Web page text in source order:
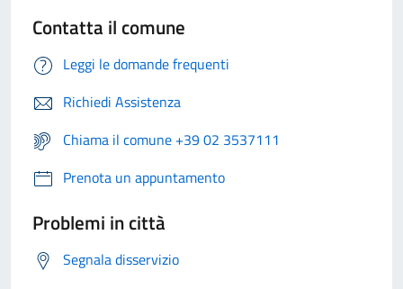
Contatta il comune
Leggi le domande frequenti
Richiedi Assistenza
Chiama il comune +39 02 3537111
Prenota un appuntamento
Problemi in città
Segnala disservizio